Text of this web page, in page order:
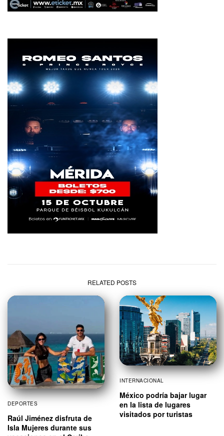
RELATED POSTS
DEPORTES
Raúl Jiménez disfruta de
Isla Mujeres durante sus
INTERNACIONAL
México podría bajar lugar
en la lista de lugares
visitados por turistas